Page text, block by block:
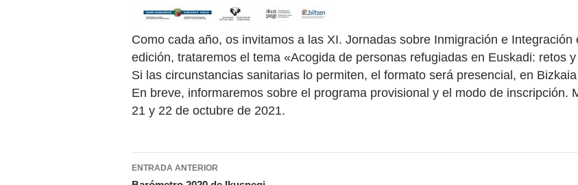
Como cada año, os invitamos a las XI. Jornadas sobre Inmigración e
edición, trataremos el tema «Acogida de personas refugiadas en Euskadi: retos
Si las circunstancias sanitarias lo permiten, el formato será presencial, en
En breve, informaremos sobre el programa provisional y el modo de inscripción.
21 y 22 de octubre de 2021.
Navegación
ENTRADA ANTERIOR